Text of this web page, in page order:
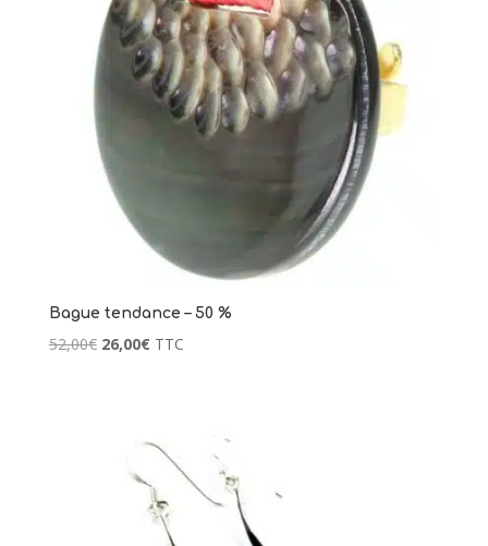
Bague tendance – 50 %
52,00€ Le
52,00€.
26,00€Le
26,00€.
TTC